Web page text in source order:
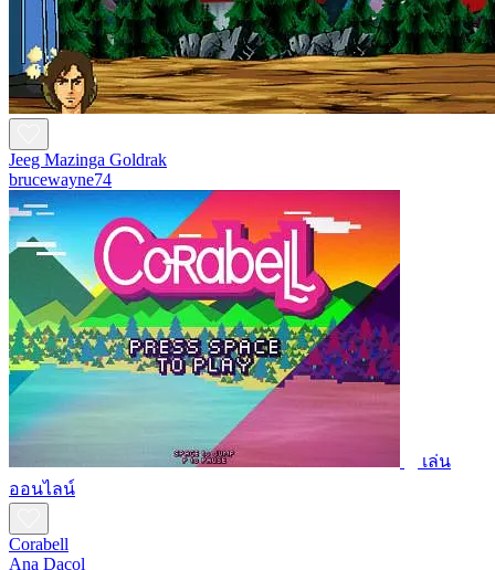
Jeeg Mazinga Goldrak
brucewayne74
เล่น
ออนไลน์
Corabell
Ana Dacol